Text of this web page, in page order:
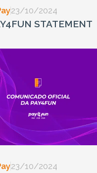
23/10/2024
STATEMENT
23/10/2024